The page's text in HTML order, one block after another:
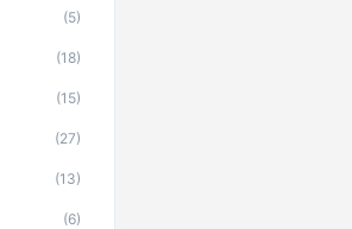
(5)
(18)
(15)
(27)
(13)
(6)